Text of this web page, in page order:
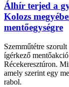
Álhír terjed a
Kolozs
mentőegységre
Szemműtétre
ígérkező
Récekeresztúron.
amely szerint egy
rabol.